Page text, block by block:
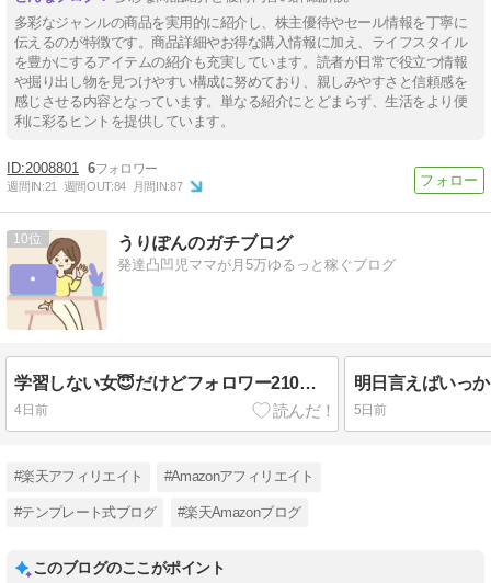
多彩なジャンルの商品を実用的に紹介し、株主優待やセール情報を丁寧に
伝えるのが特徴です。商品詳細やお得な購入情報に加え、ライフスタイル
を豊かにするアイテムの紹介も充実しています。読者が日常で役立つ情報
や掘り出し物を見つけやすい構成に努めており、親しみやすさと信頼感を
感じさせる内容となっています。単なる紹介にとどまらず、生活をより便
利に彩るヒントを提供しています。
2008801 6
週間IN:21 週間OUT:84 月間IN:87
10 うりぽんのガチブログ
発達凸凹児ママが月5万ゆるっと稼ぐブログ
学習しない女😇だけどフォロワー210→420人！！
4日前 5日前
#楽天アフィリエイト #Amazonアフィリエイト
#テンプレート式ブログ #楽天Amazonブログ
このブログのここがポイント